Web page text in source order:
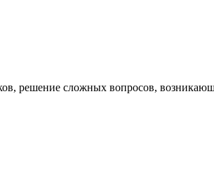
решение сложных вопросов,